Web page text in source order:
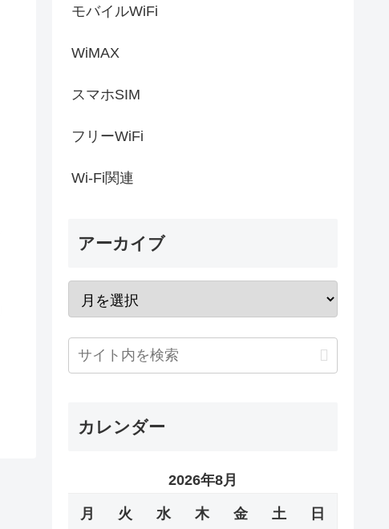
モバイルWiFi
WiMAX
スマホSIM
フリーWiFi
Wi-Fi関連
アーカイブ
カレンダー
2026年8月
月 火 水 木 金 土 日